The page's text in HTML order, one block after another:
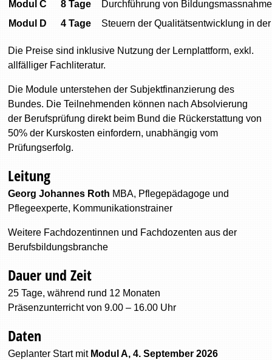
Modul C 8 Tage
Durchführung von
Modul D
4 Tage Steuern der Qualitätsentwicklung in
Die Preise sind inklusive Nutzung der Lernplattform, exkl.
allfälliger Fachliteratur.
Die Module unterstehen der Subjektfinanzierung des
Bundes. Die Teilnehmenden können nach Absolvierung
der Berufsprüfung direkt beim Bund die Rückerstattung von
50% der Kurskosten einfordern, unabhängig vom
Prüfungserfolg.
Leitung
Georg Johannes Roth MBA, Pflegepädagoge und
Pflegeexperte, Kommunikationstrainer
Weitere Fachdozentinnen und Fachdozenten aus der
Berufsbildungsbranche
Dauer und Zeit
25 Tage, während rund 12 Monaten
Präsenzunterricht von 9.00 – 16.00 Uhr
Daten
Geplanter Start mit Modul A, 4. September 2026